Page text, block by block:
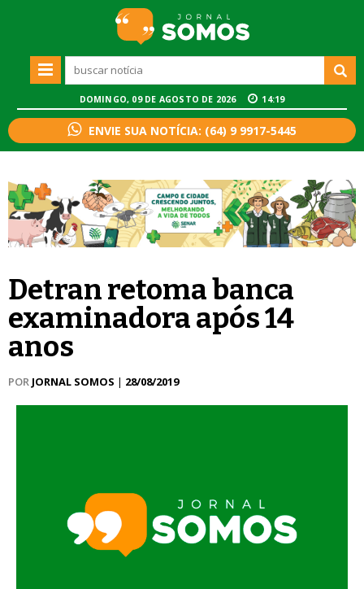
DOMINGO, 09 DE AGOSTO DE 2026 14:19
ENVIE SUA NOTÍCIA: (64) 9 9917-5445
Detran retoma banca
examinadora após 14
anos
POR JORNAL SOMOS | 28/08/2019